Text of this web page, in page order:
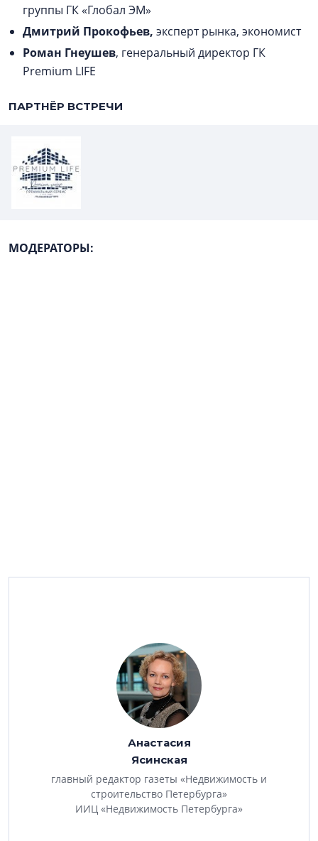
группы ГК «Глобал ЭМ»
Дмитрий Прокофьев, эксперт рынка, экономист
Роман Гнеушев, генеральный директор ГК
Premium LIFE
ПАРТНЁР ВСТРЕЧИ
МОДЕРАТОРЫ:
Анастасия
Ясинская
главный редактор газеты «Недвижимость и
строительство Петербурга»
ИИЦ «Недвижимость Петербурга»